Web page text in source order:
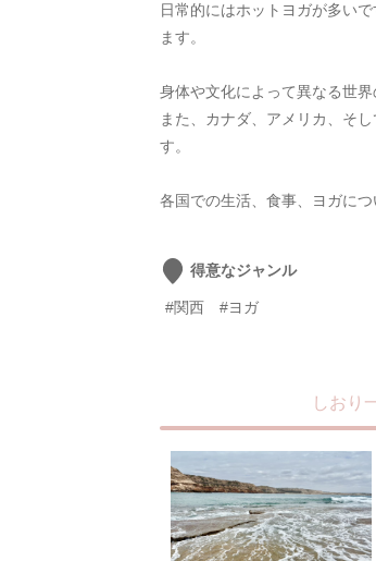
日常的にはホットヨガが多い
ます。
身体や文化によって異なる世
また、カナダ、アメリカ、そ
す。
各国での生活、食事、ヨガに
得意なジャンル
#関西 #ヨガ
しおり